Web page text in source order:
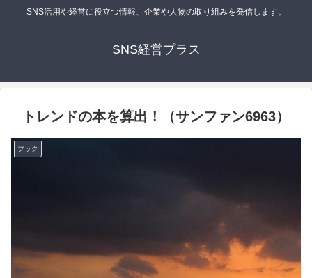
SNS活用や経営に役立つ情報、企業や人物の取り組みを発信します。
SNS経営プラス
トレンドの本を算出！（サンファン6963）
ブック